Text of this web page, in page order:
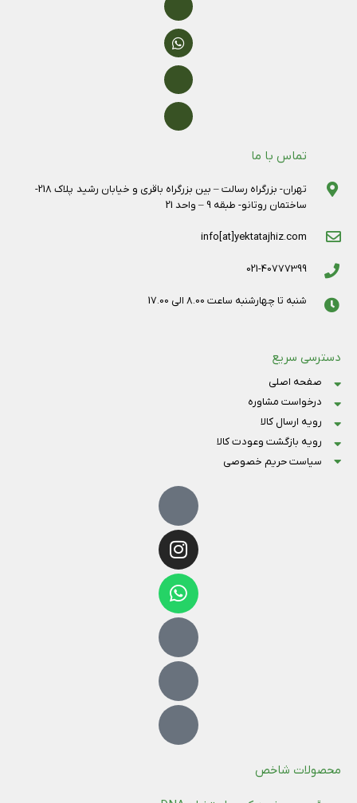
تماس با ما
تهران- بزرگراه رسالت – بین بزرگراه باقری و خیابان رشید پلاک 218-
ساختمان روتانو- طبقه 9 – واحد 21
info[at]yektatajhiz.com
021-40777399
شنبه تا چهارشنبه ساعت 8.00 الی 17.00
دسترسی سریع
صفحه اصلی
درخواست مشاوره
رویه ارسال کالا
رویه بازگشت وعودت کالا
سیاست حریم خصوصی
محصولات شاخص